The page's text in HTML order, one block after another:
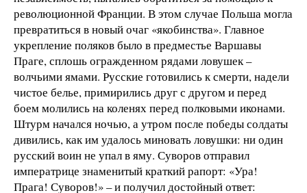
революционной Франции. В этом случае Польша могла
превратиться в новый очаг «якобинства». Главное
укрепление поляков было в предместье Варшавы
Праге, сплошь огражденном рядами ловушек –
волчьими ямами. Русские готовились к смерти, надели
чистое белье, примирились друг с другом и перед
боем молились на коленях перед полковыми иконами.
Штурм начался ночью, а утром после победы солдаты
дивились, как им удалось миновать ловушки: ни один
русский воин не упал в яму. Суворов отправил
императрице знаменитый краткий рапорт: «Ура!
Прага! Суворов!» – и получил достойный ответ: